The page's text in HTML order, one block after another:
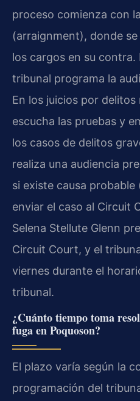
proceso comienza con
(arraignment), donde
los cargos en su contra.
tribunal programa la
En los juicios por delitos
escucha las pruebas y
los casos de delitos
realiza una audiencia
si existe causa
enviar el caso al Circuit
Selena Stellute Glenn
Circuit Court, y el
viernes durante el
tribunal.
¿Cuánto tiempo toma
fuga en Poquoson?
El plazo varía según la
programación del